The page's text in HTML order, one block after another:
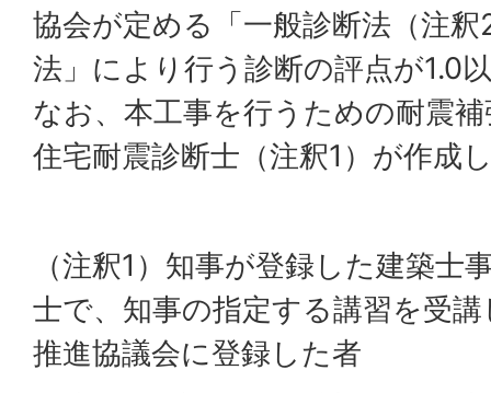
協会が定める「一般診断法（注
法」により行う診断の評点が1.0
なお、本工事を行うための耐震
住宅耐震診断士（注釈1）が作成
（注釈1）知事が登録した建築士
士で、知事の指定する講習を受
推進協議会に登録した者